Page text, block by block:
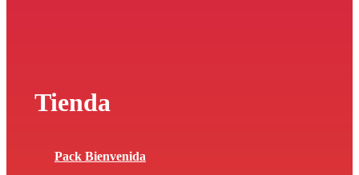
Tienda
Pack Bienvenida